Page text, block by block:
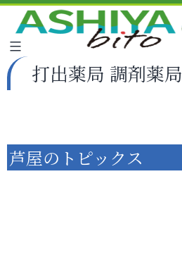
打出薬局 調剤薬局
芦屋のトピックス